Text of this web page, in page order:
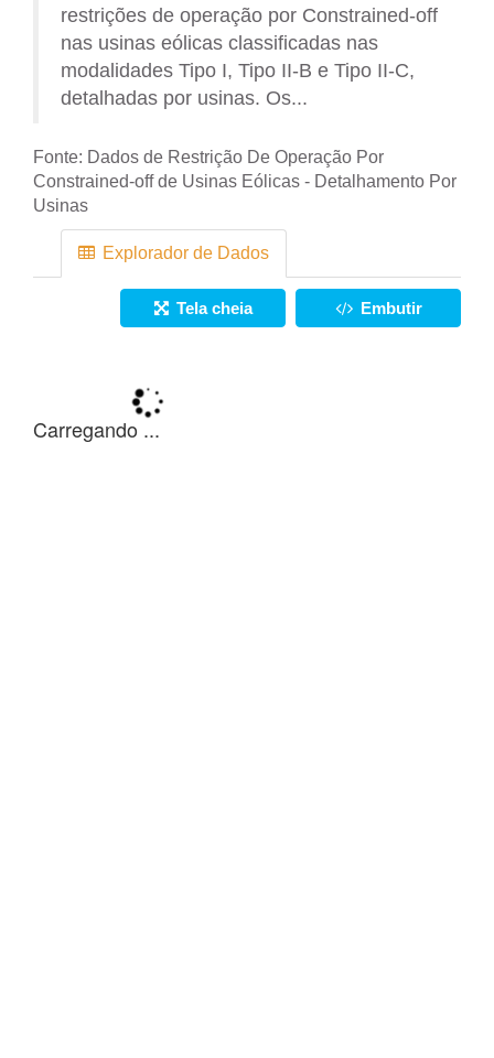
restrições de operação por Constrained-off
nas usinas eólicas classificadas nas
modalidades Tipo I, Tipo II-B e Tipo II-C,
detalhadas por usinas. Os...
Fonte: Dados de Restrição De Operação Por
Constrained-off de Usinas Eólicas - Detalhamento Por
Usinas
Explorador de Dados
Tela cheia Embutir